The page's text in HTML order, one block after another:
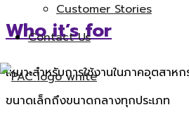
Customer Stories
Contact Us
Who it’s for
เหมาะสำหรับการใช้งานในภาคอุตสาห
ขนาดเล็กถึงขนาดกลางทุกประเภท